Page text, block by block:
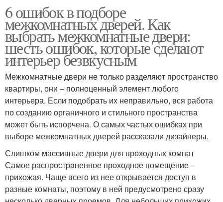
6 ошибок в подборе
межкомнатных дверей. Как
выбрать межкомнатные двери:
шесть ошибок, которые сделают
интерьер безвкусным
Межкомнатные двери не только разделяют пространство
квартиры, они – полноценный элемент любого
интерьера. Если подобрать их неправильно, вся работа
по созданию органичного и стильного пространства
может быть испорчена. О самых частых ошибках при
выборе межкомнатных дверей рассказали дизайнеры.
Слишком массивные двери для проходных комнат
Самое распространенное проходное помещение –
прихожая. Чаще всего из нее открывается доступ в
разные комнаты, поэтому в ней предусмотрено сразу